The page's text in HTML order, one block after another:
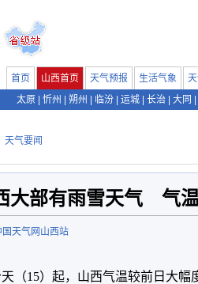
首页 山西首页 天气预报 生活气象
太原
忻州 朔州 临汾 运城 长治 大同
天气要闻
大部有雨雪天气 气
国天气网山西站
（15）起，山西气温较前日大幅